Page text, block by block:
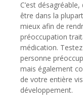
C’est
être dans la
mieux afin de
préoccupation
médication.
personne
mais également
de votre entière
développement.